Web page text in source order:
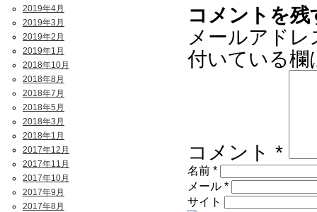
コメントを残
メールアド
付いている欄
コメント *
名前 *
メール *
サイト
2019年4月
2019年3月
2019年2月
2019年1月
2018年10月
2018年8月
2018年7月
2018年5月
2018年3月
2018年1月
2017年12月
2017年11月
2017年10月
2017年9月
2017年8月